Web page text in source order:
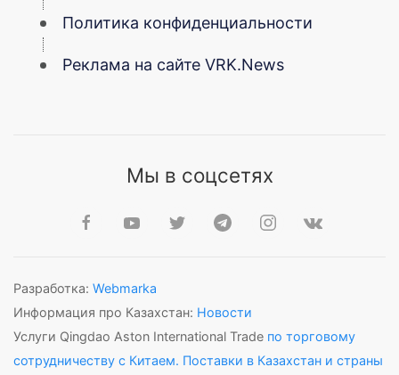
Политика конфиденциальности
Реклама на сайте VRK.News
Мы в соцсетях
Разработка: Webmarka
Информация про Казахстан: Новости
Услуги Qingdao Aston International Trade по торговому
сотрудничеству с Китаем. Поставки в Казахстан и страны